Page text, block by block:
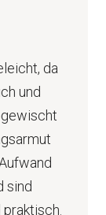
da
und
sind